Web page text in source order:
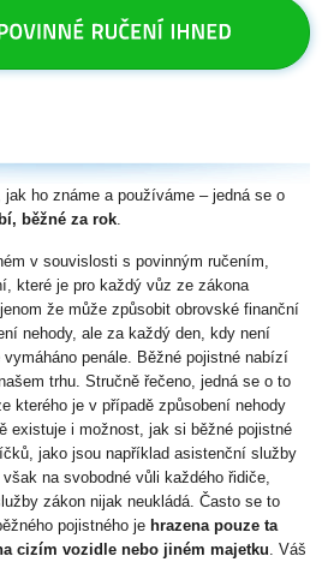
ho známe a používáme – jedná se o
běžné za rok.
v souvislosti s povinným ručením,
které je pro každý vůz ze zákona
že může způsobit obrovské finanční
nehody, ale za každý den, kdy není
penále. Běžné pojistné nabízí
trhu. Stručně řečeno, jedná se o to
kterého je v případě způsobení nehody
existuje i možnost, jak si běžné pojistné
jako jsou například asistenční služby
na svobodné vůli každého řidiče,
zákon nijak neukládá. Často se to
pojistného je hrazena pouze ta
cizím vozidle nebo jiném majetku. Váš